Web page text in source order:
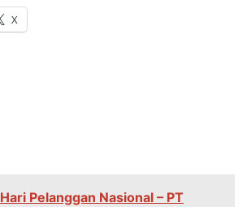
X
Hari Pelanggan Nasional – PT